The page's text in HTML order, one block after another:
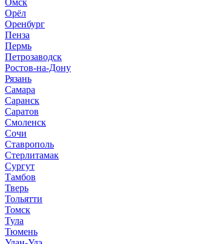
Омск
Орёл
Оренбург
Пенза
Пермь
Петрозаводск
Ростов-на-Дону
Рязань
Самара
Саранск
Саратов
Смоленск
Сочи
Ставрополь
Стерлитамак
Сургут
Тамбов
Тверь
Тольятти
Томск
Тула
Тюмень